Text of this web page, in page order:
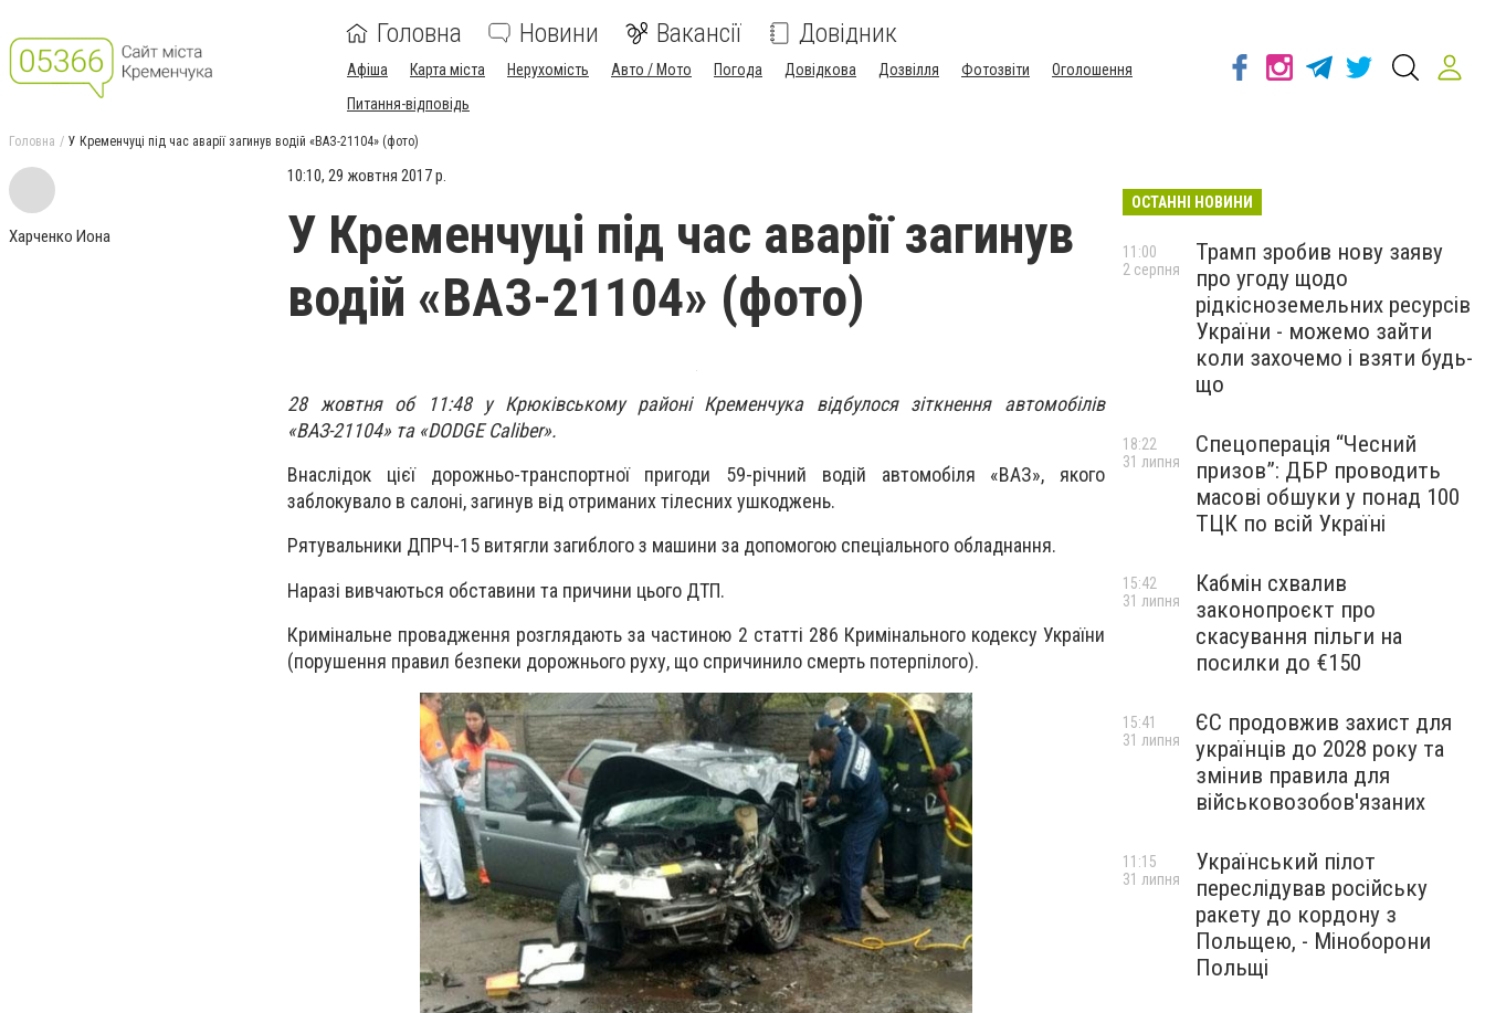
Головна Новини Вакансії Довідник
Афіша Карта міста Нерухомість Авто / Мото Погода Довідкова Дозвілля Фотозвіти
Оголошення
Питання-відповідь
Головна У Кременчуці під час аварії загинув водій «ВАЗ-21104» (фото)
Харченко Иона
10:10, 29 жовтня 2017 р.
У Кременчуці під час аварії загинув
водій «ВАЗ-21104» (фото)
28 жовтня об 11:48 у Крюківському районі Кременчука відбулося зіткнення автомобілів
«ВАЗ-21104» та «DODGE Caliber».
Внаслідок цієї дорожньо-транспортної пригоди 59-річний водій автомобіля «ВАЗ», якого
заблокувало в салоні, загинув від отриманих тілесних ушкоджень.
Рятувальники ДПРЧ-15 витягли загиблого з машини за допомогою спеціального обладнання.
Наразі вивчаються обставини та причини цього ДТП.
Кримінальне провадження розглядають за частиною 2 статті 286 Кримінального кодексу України
(порушення правил безпеки дорожнього руху, що спричинило смерть потерпілого).
ОСТАННІ НОВИНИ
Трамп зробив нову заяву
про угоду щодо
рідкісноземельних ресурсів
України - можемо зайти
коли захочемо і взяти будь-
що
11:00
2 серпня
Спецоперація “Чесний
призов”: ДБР проводить
масові обшуки у понад 100
ТЦК по всій Україні
18:22
31 липня
Кабмін схвалив
законопроєкт про
скасування пільги на
посилки до €150
15:42
31 липня
ЄС продовжив захист для
українців до 2028 року та
змінив правила для
військовозобов'язаних
15:41
31 липня
Український пілот
переслідував російську
ракету до кордону з
Польщею, - Міноборони
Польщі
11:15
31 липня